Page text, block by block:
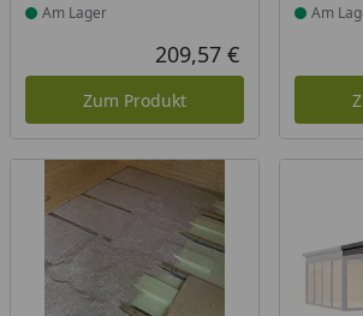
Am Lager
Aktueller Preis
209,57 €
Zum Produkt
Am